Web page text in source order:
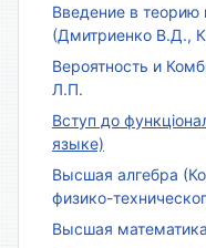
Введение в
(Дмитриенко В.Д.,
Вероятность и
Л.П.
Вступ до
языке)
Высшая алгебра
физико-
Высшая